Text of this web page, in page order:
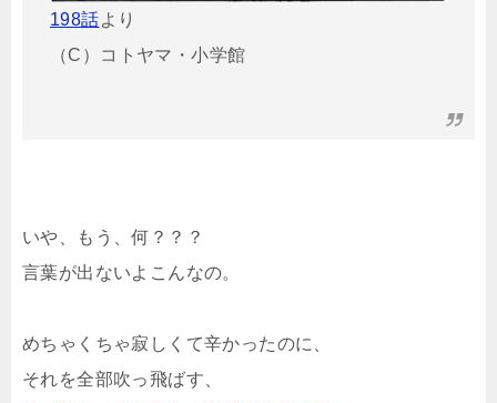
198話より
（C）コトヤマ・小学館
いや、もう、何？？？
言葉が出ないよこんなの。
めちゃくちゃ寂しくて辛かったのに、
それを全部吹っ飛ばす、